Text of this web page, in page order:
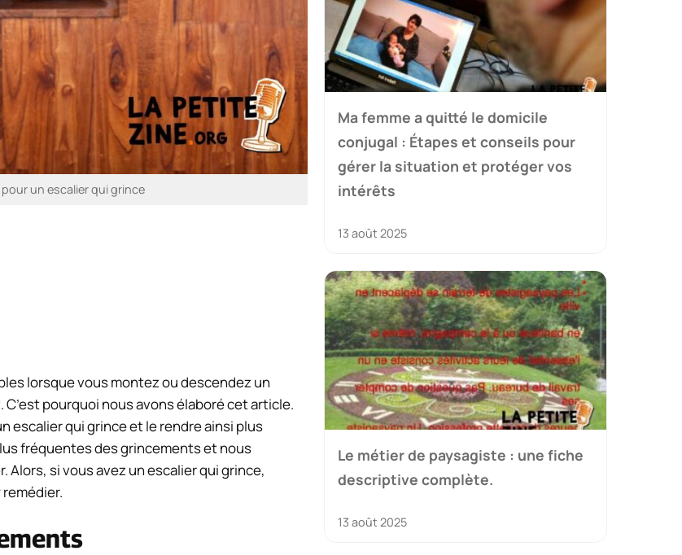
un escalier qui grince
lorsque vous montez ou descendez un
pourquoi nous avons élaboré cet article.
escalier qui grince et le rendre ainsi plus
fréquentes des grincements et nous
si vous avez un escalier qui grince,
Ma femme a quitté le domicile
conjugal : Étapes et conseils pour
gérer la situation et protéger vos
intérêts
13 août 2025
Le métier de paysagiste : une fiche
descriptive complète.
13 août 2025